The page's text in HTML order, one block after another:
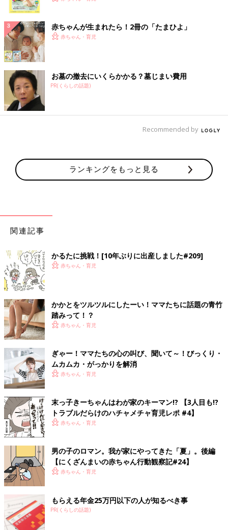
赤ちゃんが生まれたら！2冊の「たまひよ」
赤ちゃん・育児
お墓の撤去にいくらかかる？墓じまい費用
PR(くらしの話題)
Recommended by
ランキングをもっと見る
関連記事
かるたに挑戦！[10年ぶりに出産しました#209]
赤ちゃん・育児
かかとをツルツルにしたーい！ママたちに話題の青竹
踏みって！？
赤ちゃん・育児
ぎゃー！ママたちの心の叫び、聞いて～！びっくり・
ムカムカ・がっかりを解消
赤ちゃん・育児
末っ子きーちゃんはわが家のキーマン!? 【3人目も!?
トラブルだらけのハチャメチャ育児レポ #4】
赤ちゃん・育児
男の子のロマン。我が家にやってきた「夏」。後編
【にくざんまいの赤ちゃん行動観察記#24】
赤ちゃん・育児
もらえる年金25万円以下の人が知るべき事
PR(くらしの話題)